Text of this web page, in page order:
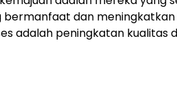
dan
adalah peningkatan kualitas